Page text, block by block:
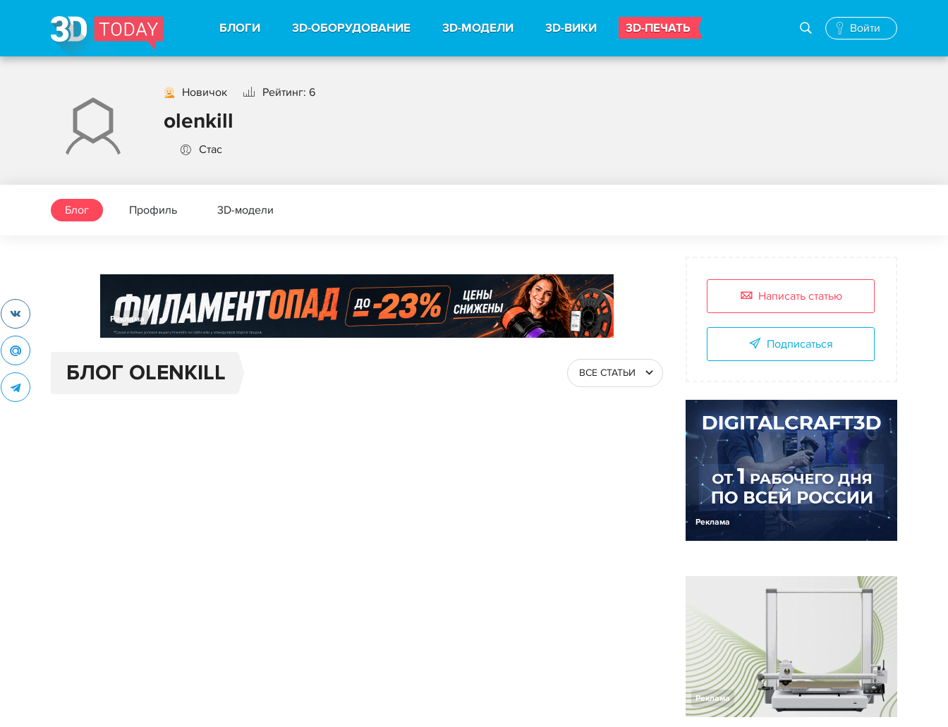
БЛОГИ 3D-ОБОРУДОВАНИЕ 3D-МОДЕЛИ 3D-ВИКИ 3D-ПЕЧАТЬ Войти
Новичок Рейтинг: 6
olenkill
Стас
Блог Профиль 3D-модели
Реклама
БЛОГ OLENKILL ВСЕ СТАТЬИ
Написать статью
Подписаться
Реклама
Реклама